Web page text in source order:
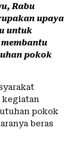
Rabu
upaya
untuk
pokok
kegiatan
pokok
beras